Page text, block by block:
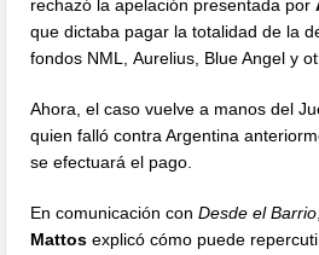
rechazó la apelación presentada por
que dictaba pagar la totalidad de la
fondos NML, Aurelius, Blue Angel y
Ahora, el caso vuelve a manos del
quien falló contra Argentina
se efectuará el pago.
En comunicación conDesde el Barrio
Mattos explicó cómo puede